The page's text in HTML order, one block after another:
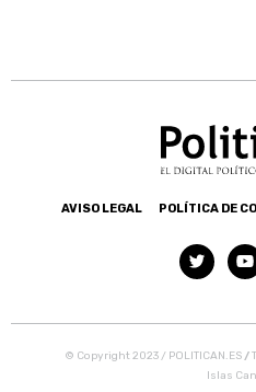
AVISO LEGAL POLÍTICA DE
© Copyright 2023 / POLITICAN.ES /
Islas